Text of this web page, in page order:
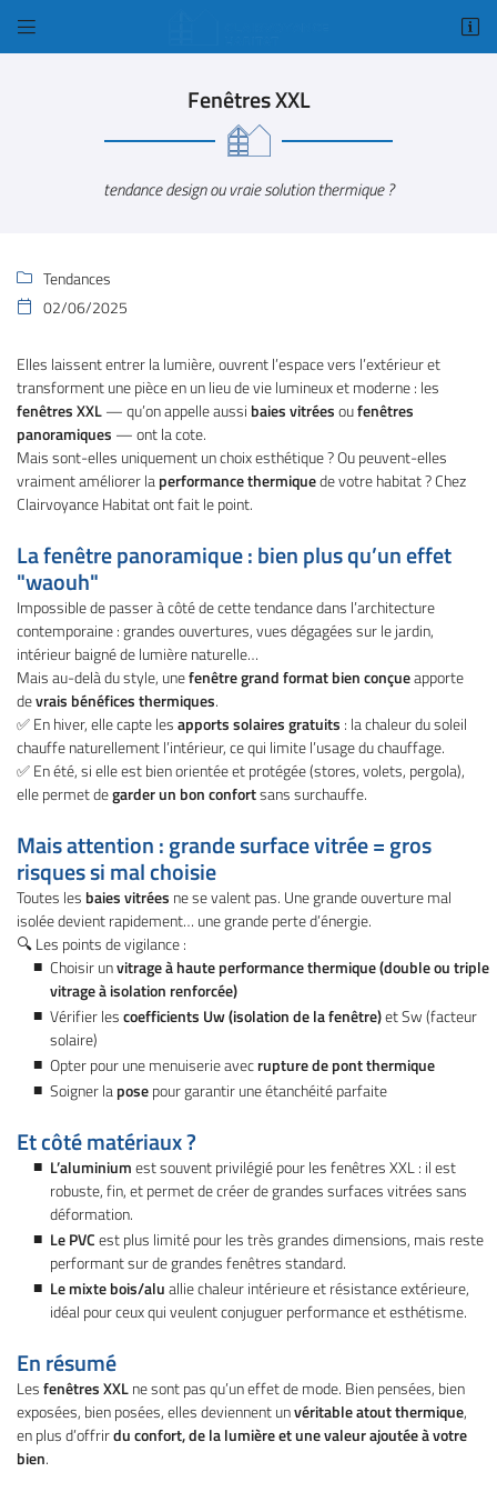
 
 Code Captcha
Rafraîchir le captcha
En cochant cette case, vous consentez à recevoir nos propositions commerciales à
l'adresse email indiqué ci-dessus. Vous pouvez vous désinscrire à tout moment en
Inscription
Fenêtres XXL
tendance design ou vraie solution thermique ?
 Tendances
 02/06/2025
Elles laissent entrer la lumière, ouvrent l’espace vers l’extérieur et
transforment une pièce en un lieu de vie lumineux et moderne : les
fenêtres XXL— qu’on appelle aussi baies vitréesoufenêtres
panoramiques — ont la cote.
Mais sont-elles uniquement un choix esthétique ? Ou peuvent-elles
vraiment améliorer laperformance thermiquede votre habitat ? Chez
Clairvoyance Habitat ont fait le point.
La fenêtre panoramique : bien plus qu’un effet
"waouh"
Impossible de passer à côté de cette tendance dans l’architecture
contemporaine : grandes ouvertures, vues dégagées sur le jardin,
intérieur baigné de lumière naturelle…
Mais au-delà du style, unefenêtre grand format bien conçueapporte
devrais bénéfices thermiques.
✅ En hiver, elle capte lesapports solaires gratuits : la chaleur du soleil
chauffe naturellement l’intérieur, ce qui limite l’usage du chauffage.
✅ En été, si elle est bien orientée et protégée (stores, volets, pergola),
elle permet degarder un bon confortsans surchauffe.
Mais attention : grande surface vitrée = gros
risques si mal choisie
Toutes les baies vitrées ne se valent pas. Une grande ouverture mal
isolée devient rapidement… une grande perte d’énergie.
🔍 Les points de vigilance :
Choisir unvitrage à haute performance thermique (double ou triple
vitrage à isolation renforcée)
Vérifier lescoefficients Uw (isolation de la fenêtre)et Sw (facteur
solaire)
Opter pour une menuiserie avecrupture de pont thermique
Soigner laposepour garantir une étanchéité parfaite
Et côté matériaux ?
L’aluminiumest souvent privilégié pour les fenêtres XXL : il est
robuste, fin, et permet de créer de grandes surfaces vitrées sans
déformation.
Le PVCest plus limité pour les très grandes dimensions, mais reste
performant sur de grandes fenêtres standard.
Le mixte bois/aluallie chaleur intérieure et résistance extérieure,
idéal pour ceux qui veulent conjuguer performance et esthétisme.
En résumé
Lesfenêtres XXLne sont pas qu’un effet de mode. Bien pensées, bien
exposées, bien posées, elles deviennent unvéritable atout thermique,
en plus d’offrirdu confort, de la lumière et une valeur ajoutée à votre
bien.